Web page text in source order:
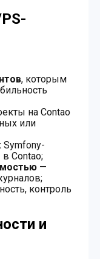
, которым
на Contao
или
Contao;
—
контроль
и